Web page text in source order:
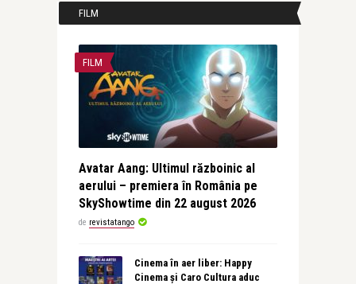
FILM
FILM
Avatar Aang: Ultimul războinic al
aerului – premiera în România pe
SkyShowtime din 22 august 2026
de revistatango
Cinema în aer liber: Happy
Cinema și Caro Cultura aduc